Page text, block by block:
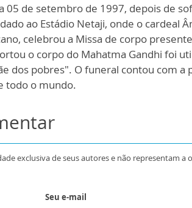
05 de setembro de 1997, depois de
ao Estádio Netaji, onde o cardeal
celebrou a Missa de corpo
o corpo do Mahatma Gandhi foi
dos pobres". O funeral contou com a
todo o mundo.
exclusiva de seus autores e não representam a
Seu e-mail